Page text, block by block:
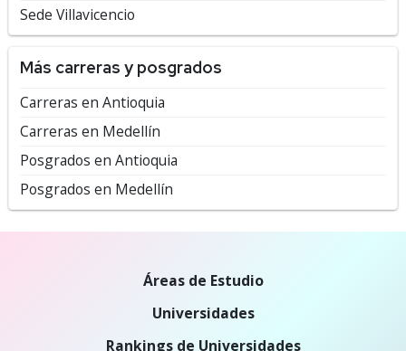
Sede Villavicencio
Más carreras y posgrados
Carreras en Antioquia
Carreras en Medellín
Posgrados en Antioquia
Posgrados en Medellín
Áreas de Estudio
Universidades
Rankings de Universidades